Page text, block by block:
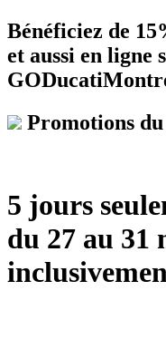
Bénéficiez de
et aussi en ligne
Promotions
5 jours
du 27 au 31